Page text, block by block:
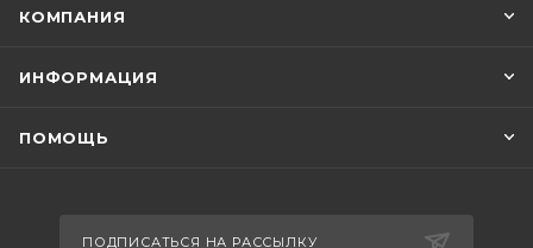
КОМПАНИЯ
ИНФОРМАЦИЯ
ПОМОЩЬ
ПОДПИСАТЬСЯ НА РАССЫЛКУ